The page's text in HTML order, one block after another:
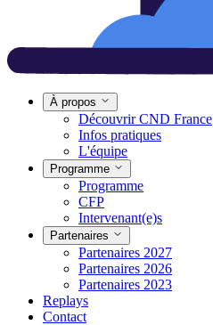
À propos
Découvrir CND France
Infos pratiques
L'équipe
Programme
Programme
CFP
Intervenant(e)s
Partenaires
Partenaires 2027
Partenaires 2026
Partenaires 2023
Replays
Contact